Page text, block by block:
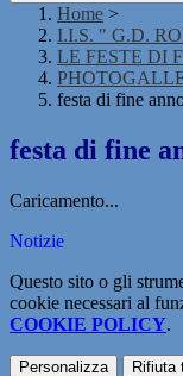
Home >
I.I.S. " G.D.
LE FESTE DI
festa di fine
festa di fine
Caricamento...
Notizie
Questo sito o gli
cookie necessari al
COOKIE POLICY.
Personalizza Rifiuta